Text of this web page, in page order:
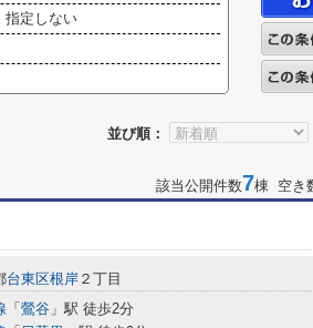
指定しない
並び順：
該当公開件数7棟 空き
台東区根岸 ２丁目
「 鶯谷 」駅 徒歩2分